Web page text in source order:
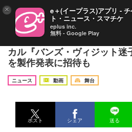
濱田めぐみ＆新納慎也の歌
カル『バンズ・ヴィジット迷
を製作発表に招待も
ニュース 動画
舞台
ポスト シェア 送る
× e＋(イープラス)アプリ - チ
ト・ニュース・スマチケ
eplus inc.
無料 - Google Play